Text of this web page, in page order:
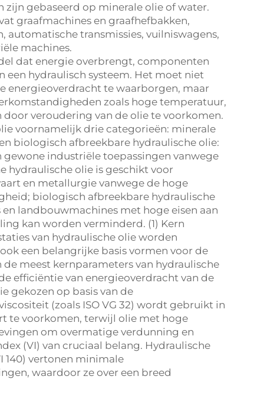
zijn gebaseerd op minerale olie of water.
graafmachines en graafhefbakken,
transmissies, vuilniswagens,
machines.
dat energie overbrengt, componenten
hydraulisch systeem. Het moet niet
energieoverdracht te waarborgen, maar
zoals hoge temperatuur,
veroudering van de olie te voorkomen.
voornamelijk drie categorieën: minerale
biologisch afbreekbare hydraulische olie:
industriële toepassingen vanwege
hydraulische olie is geschikt voor
en metallurgie vanwege de hoge
biologisch afbreekbare hydraulische
landbouwmachines met hoge eisen aan
kan worden verminderd. (1) Kern
van hydraulische olie worden
een belangrijke basis vormen voor de
meest kernparameters van hydraulische
efficiëntie van energieoverdracht van de
gekozen op basis van de
(zoals ISO VG 32) wordt gebruikt in
te voorkomen, terwijl olie met hoge
om overmatige verdunning en
(VI) van cruciaal belang. Hydraulische
140) vertonen minimale
waardoor ze over een breed